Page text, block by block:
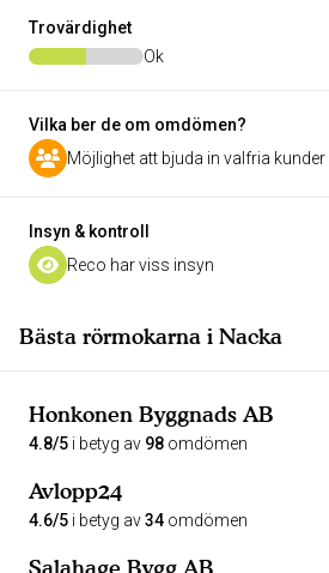
Trovärdighet
Ok
Vilka ber de om omdömen?
Möjlighet att bjuda in valfria kunder
Insyn & kontroll
Reco har viss insyn
Bästa rörmokarna i Nacka
Honkonen Byggnads AB
4.8/5 i betyg av 98 omdömen
Avlopp24
4.6/5 i betyg av34 omdömen
Salahage Bygg AB